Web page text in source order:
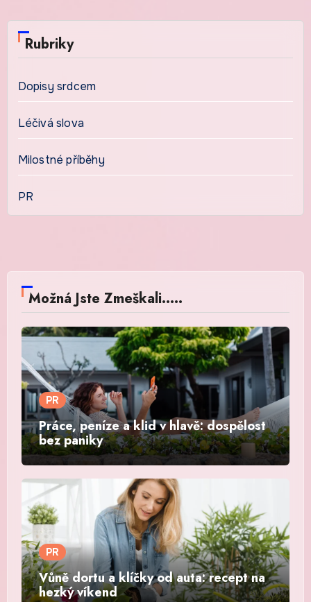
Rubriky
Dopisy srdcem
Léčivá slova
Milostné příběhy
PR
Možná Jste Zmeškali.....
PR
Práce, peníze a klid v hlavě: dospělost
bez paniky
PR
Vůně dortu a klíčky od auta: recept na
hezký víkend